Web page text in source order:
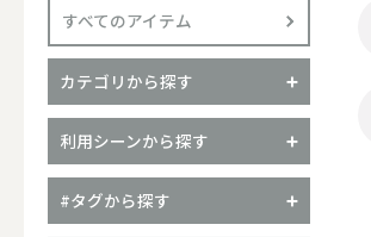
すべてのアイテム
カテゴリから探す
利用シーンから探す
#タグから探す